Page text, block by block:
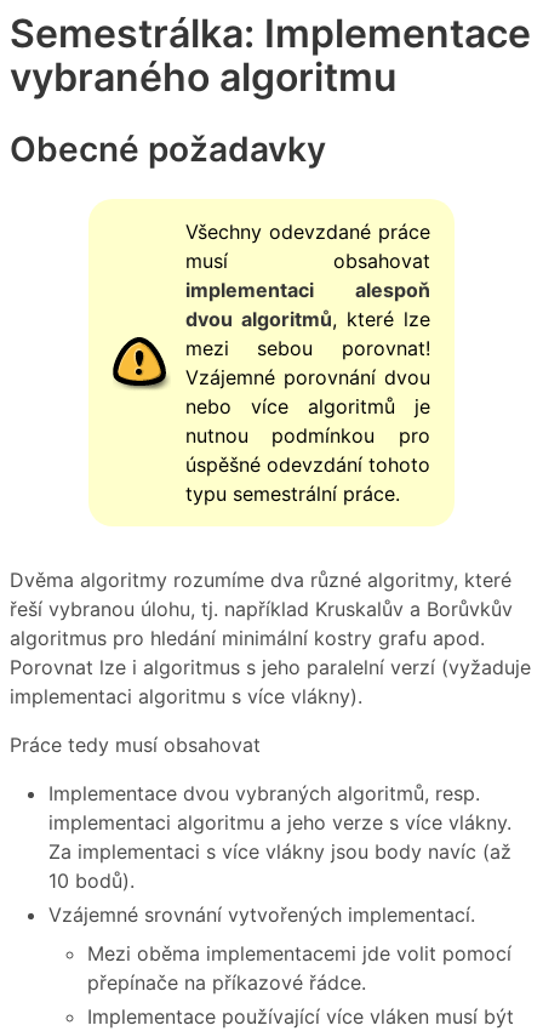
Semestrálka: Implementace
vybraného algoritmu
Obecné požadavky
Všechny odevzdané práce
musí obsahovat
implementaci alespoň
dvou algoritmů, které lze
mezi sebou porovnat!
Vzájemné porovnání dvou
nebo více algoritmů je
nutnou podmínkou pro
úspěšné odevzdání tohoto
typu semestrální práce.
Dvěma algoritmy rozumíme dva různé algoritmy, které
řeší vybranou úlohu, tj. například Kruskalův a Borůvkův
algoritmus pro hledání minimální kostry grafu apod.
Porovnat lze i algoritmus s jeho paralelní verzí (vyžaduje
implementaci algoritmu s více vlákny).
Práce tedy musí obsahovat
Implementace dvou vybraných algoritmů, resp.
implementaci algoritmu a jeho verze s více vlákny.
Za implementaci s více vlákny jsou body navíc (až
10 bodů).
Vzájemné srovnání vytvořených implementací.
Mezi oběma implementacemi jde volit pomocí
přepínače na příkazové řádce.
Implementace používající více vláken musí být